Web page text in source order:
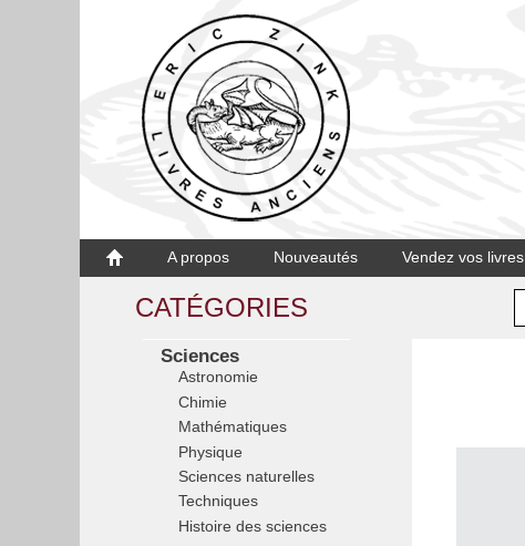
A propos Nouveautés Vendez vos livres
CATÉGORIES
Sciences
Astronomie
Chimie
Mathématiques
Physique
Sciences naturelles
Techniques
Histoire des sciences